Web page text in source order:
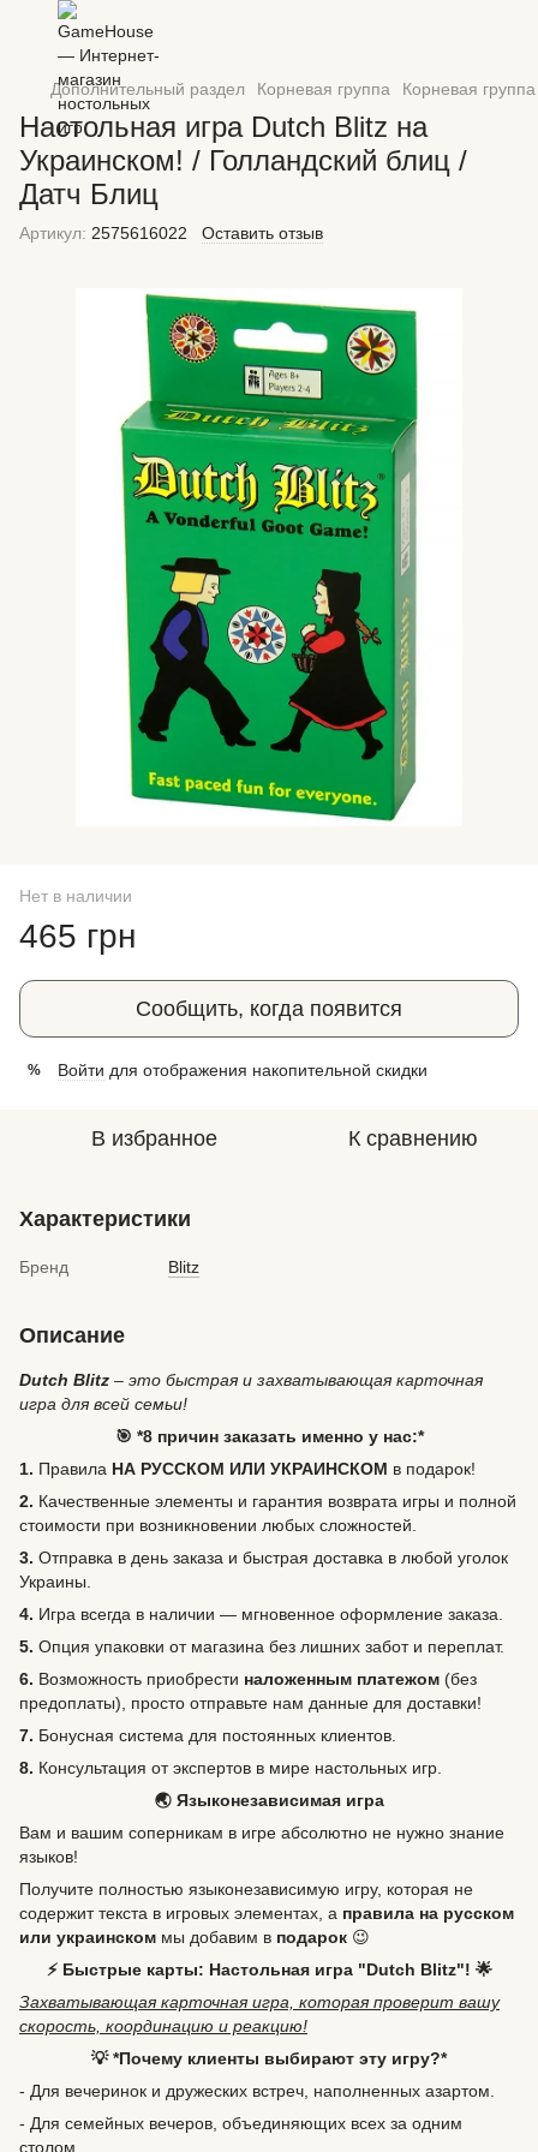
Дополнительный раздел Корневая группа Корневая
Настольная игра Dutch Blitz на
Украинском! / Голландский блиц /
Датч Блиц
Артикул: 2575616022 Оставить отзыв
Нет в наличии
465 грн
Сообщить, когда появится
% Войти для отображения накопительной скидки
В избранное К сравнению
Характеристики
Бренд Blitz
Описание
Dutch Blitz – это быстрая и захватывающая карточная
игра для всей семьи!
🎯 *8 причин заказать именно у нас:*
1. Правила НА РУССКОМ ИЛИ УКРАИНСКОМ в подарок!
2. Качественные элементы и гарантия возврата игры и полной
стоимости при возникновении любых сложностей.
3. Отправка в день заказа и быстрая доставка в любой уголок
Украины.
4. Игра всегда в наличии — мгновенное оформление заказа.
5. Опция упаковки от магазина без лишних забот и переплат.
6. Возможность приобрести наложенным платежом (без
предоплаты), просто отправьте нам данные для доставки!
7. Бонусная система для постоянных клиентов.
8. Консультация от экспертов в мире настольных игр.
🌏 Языконезависимая игра
Вам и вашим соперникам в игре абсолютно не нужно знание
языков!
Получите полностью языконезависимую игру, которая не
содержит текста в игровых элементах, а правила на русском
или украинском мы добавим в подарок 😉
⚡️ Быстрые карты: Настольная игра "Dutch Blitz"! 🌟
Захватывающая карточная игра, которая проверит вашу
скорость, координацию и реакцию!
💡 *Почему клиенты выбирают эту игру?*
- Для вечеринок и дружеских встреч, наполненных азартом.
- Для семейных вечеров, объединяющих всех за одним
столом.